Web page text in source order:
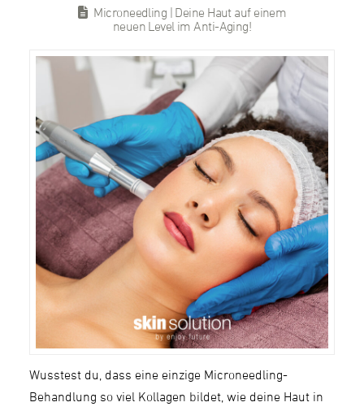
Microneedling | Deine Haut auf einem
neuen Level im Anti-Aging!
Wusstest du, dass eine einzige Microneedling-
Behandlung so viel Kollagen bildet, wie deine Haut in